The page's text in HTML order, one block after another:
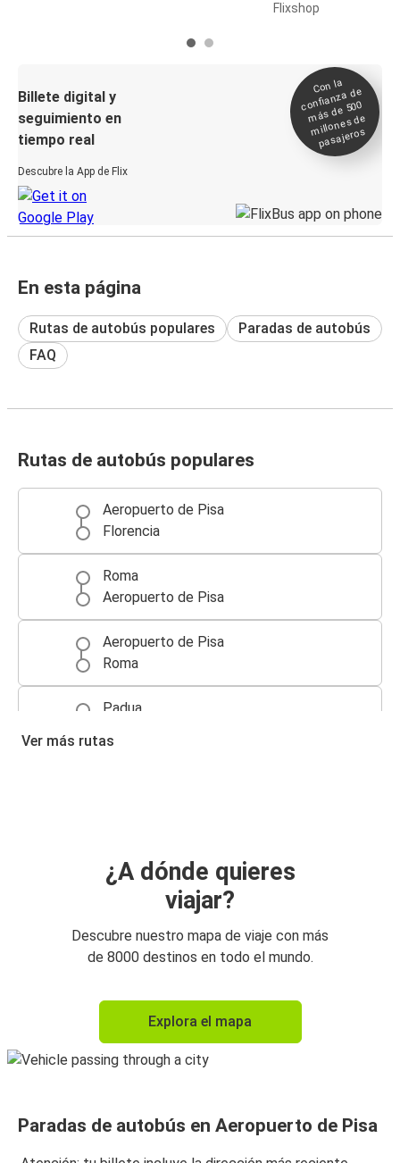
Flixshop
Billete digital y
seguimiento en
tiempo real
Descubre la App de Flix
Con la
confianza de
más de 500
millones de
pasajeros
En esta página
Rutas de autobús populares
Paradas de autobús
FAQ
Rutas de autobús populares
Aeropuerto de Pisa
Florencia
Roma
Aeropuerto de Pisa
Aeropuerto de Pisa
Roma
Padua
Padua
Aeropuerto de Pisa
Padua
Ver más rutas
¿A dónde quieres
viajar?
Descubre nuestro mapa de viaje con más
de 8000 destinos en todo el mundo.
Explora el mapa
Paradas de autobús en Aeropuerto de Pisa